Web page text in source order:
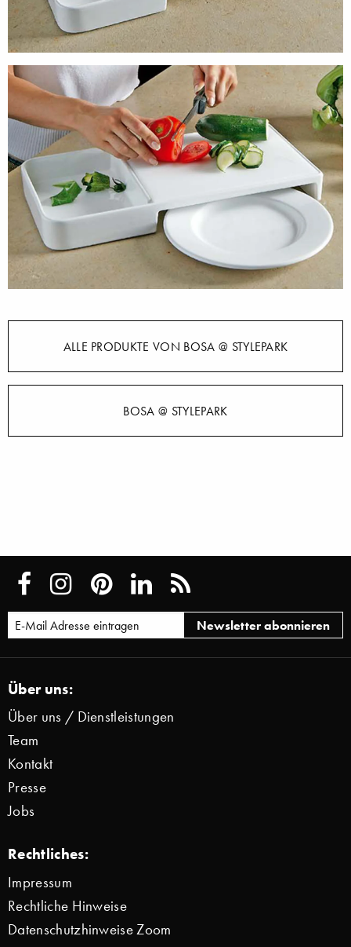
ALLE PRODUKTE VON BOSA @ STYLEPARK
BOSA @ STYLEPARK
Über uns:
Über uns / Dienstleistungen
Team
Kontakt
Presse
Jobs
Rechtliches:
Impressum
Rechtliche Hinweise
Datenschutzhinweise Zoom